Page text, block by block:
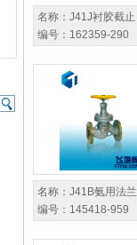
名称： J41J衬胶截止
编号： 162359-290
名称： J41B氨用法兰
编号： 145418-959